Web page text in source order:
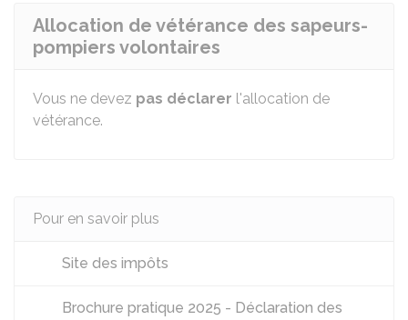
Allocation de vétérance des sapeurs-
pompiers volontaires
Vous ne devez pas déclarer l'allocation de
vétérance.
Pour en savoir plus
Site des impôts
Brochure pratique 2025 - Déclaration des